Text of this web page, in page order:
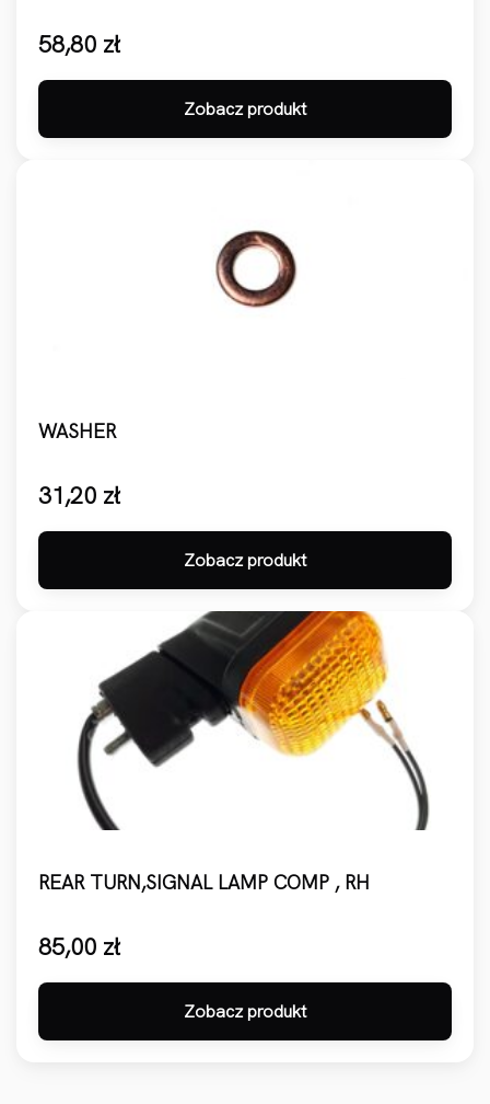
58,80 zł
Zobacz produkt
WASHER
31,20 zł
Zobacz produkt
REAR TURN,SIGNAL LAMP COMP , RH
85,00 zł
Zobacz produkt